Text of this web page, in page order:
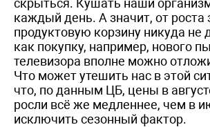
скрыться. Кушать наши
каждый день. А значит, от роста
продуктовую корзину никуда не
как покупку, например, нового
телевизора вполне можно
Что может утешить нас в этой
что, по данным ЦБ, цены в
росли всё же медленнее, чем в
исключить сезонный фактор.